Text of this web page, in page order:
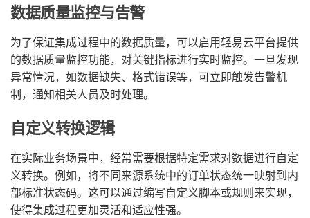
数据质量监控与告警
为了保证集成过程中的数据质量，可以启用轻易云平台提供
的数据质量监控功能，对关键指标进行实时监控。一旦发现
异常情况，如数据缺失、格式错误等，可立即触发告警机
制，通知相关人员及时处理。
自定义转换逻辑
在实际业务场景中，经常需要根据特定需求对数据进行自定
义转换。例如，将不同来源系统中的订单状态统一映射到内
部标准状态码。这可以通过编写自定义脚本或规则来实现，
使得集成过程更加灵活和适应性强。